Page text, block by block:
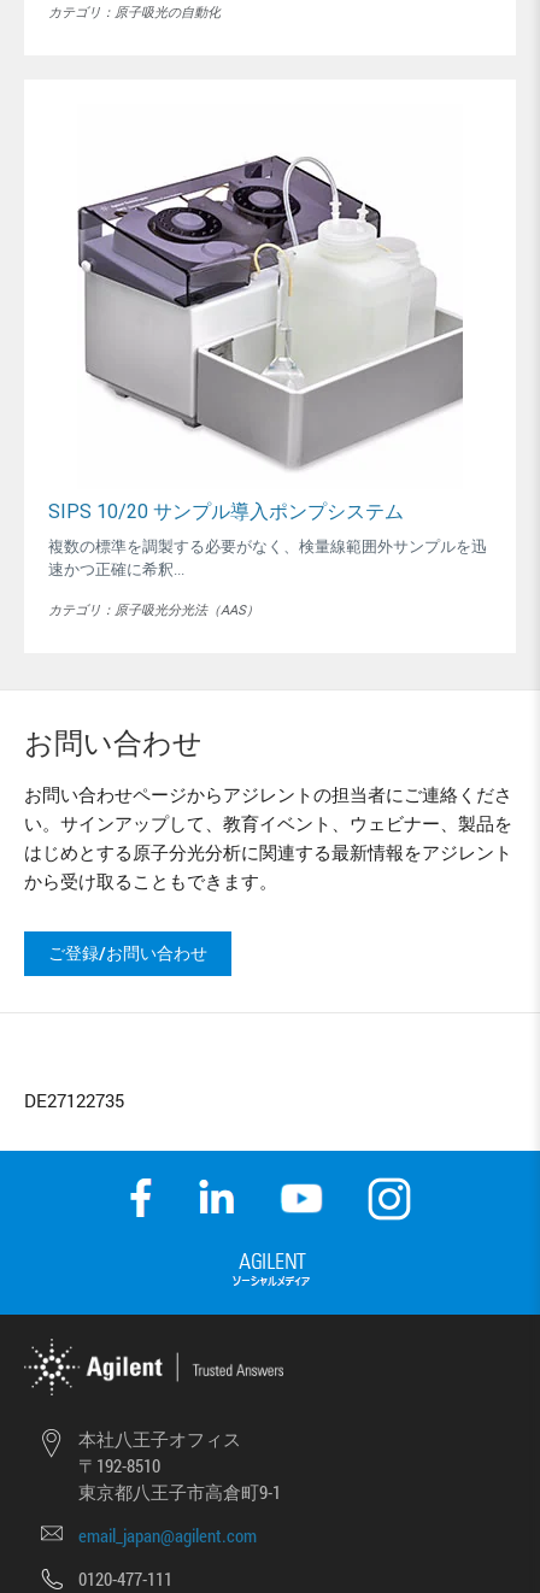
カテゴリ：原子吸光の自動化
SIPS 10/20 サンプル導入ポンプシステム
複数の標準を調製する必要がなく、検量線範囲外サンプルを迅
速かつ正確に希釈...
カテゴリ：原子吸光分光法（AAS）
お問い合わせ
お問い合わせページからアジレントの担当者にご連絡くださ
い。サインアップして、教育イベント、ウェビナー、製品を
はじめとする原子分光分析に関連する最新情報をアジレント
から受け取ることもできます。
ご登録/お問い合わせ
DE27122735
本社八王子オフィス
〒192-8510
東京都八王子市高倉町9-1
email_japan@agilent.com
0120-477-111